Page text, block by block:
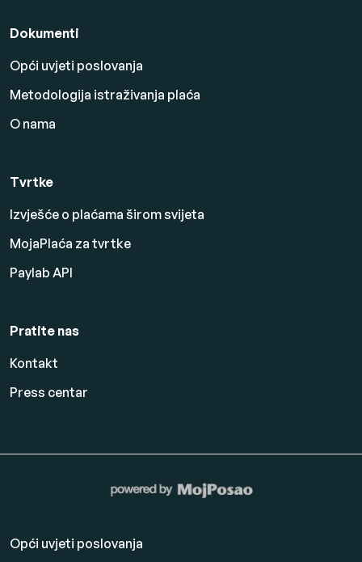
Dokumenti
Opći uvjeti poslovanja
Metodologija istraživanja plaća
O nama
Tvrtke
Izvješće o plaćama širom svijeta
MojaPlaća za tvrtke
Paylab API
Pratite nas
Kontakt
Press centar
Opći uvjeti poslovanja